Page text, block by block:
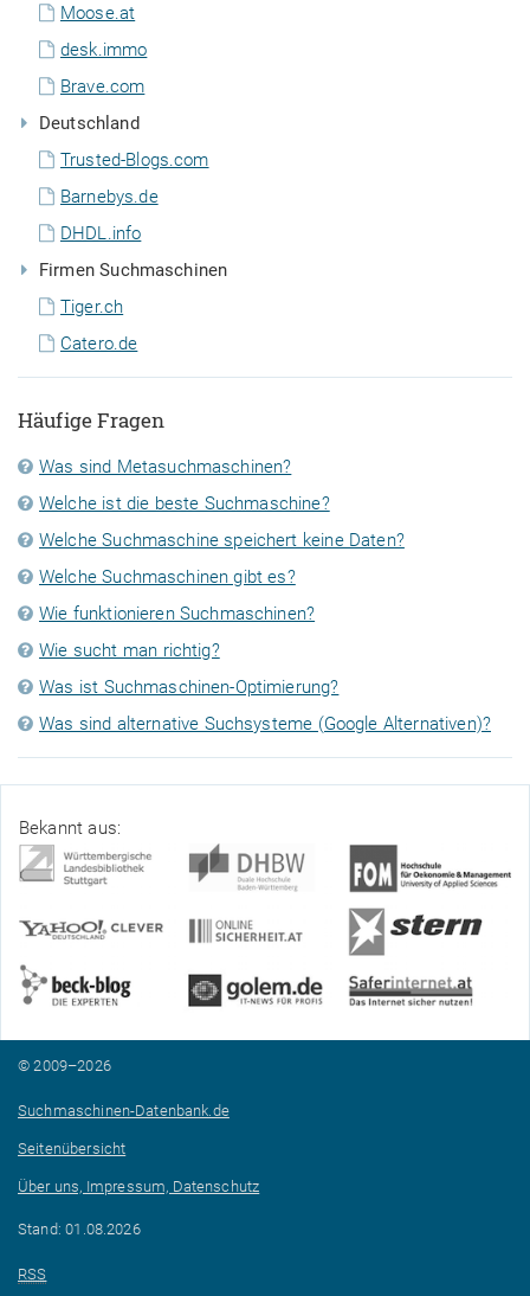
Moose.at
desk.immo
Brave.com
Deutschland
Trusted-Blogs.com
Barnebys.de
DHDL.info
Firmen Suchmaschinen
Tiger.ch
Catero.de
Häufige Fragen
Was sind Metasuchmaschinen?
Welche ist die beste Suchmaschine?
Welche Suchmaschine speichert keine Daten?
Welche Suchmaschinen gibt es?
Wie funktionieren Suchmaschinen?
Wie sucht man richtig?
Was ist Suchmaschinen-Optimierung?
Was sind alternative Suchsysteme (Google Alternativen)?
Bekannt aus:
© 2009–2026
Suchmaschinen-Datenbank.de
Seitenübersicht
Über uns, Impressum, Datenschutz
Stand: 01.08.2026
RSS